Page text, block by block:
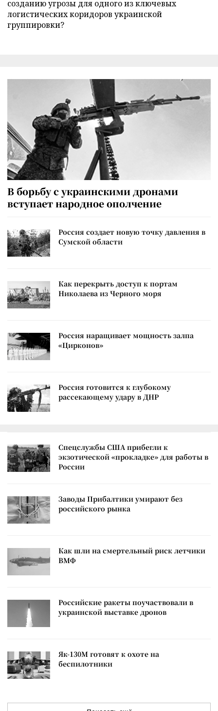
созданию угрозы для одного из ключевых
логистических коридоров украинской
группировки?
В борьбу с украинскими дронами
вступает народное ополчение
Россия создает новую точку давления в
Сумской области
Как перекрыть доступ к портам
Николаева из Черного моря
Россия наращивает мощность залпа
«Цирконов»
Россия готовится к глубокому
рассекающему удару в ДНР
Спецслужбы США прибегли к
экзотической «прокладке» для работы в
России
Заводы Прибалтики умирают без
российского рынка
Как шли на смертельный риск летчики
ВМФ
Российские ракеты поучаствовали в
украинской выставке дронов
Як-130М готовят к охоте на
беспилотники